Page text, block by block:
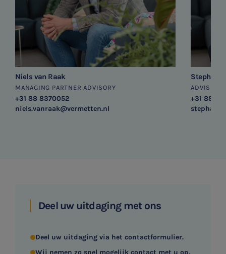
Niels van Raak
MANAGING PARTNER ADVISORY
+31 88 8370052
niels.vanraak@vermetten.nl
Stephan
+31 88
Deel uw uitdaging met ons
Deel uw uitdaging via het contactformulier.
Wij nemen zo snel mogelijk contact met u op.